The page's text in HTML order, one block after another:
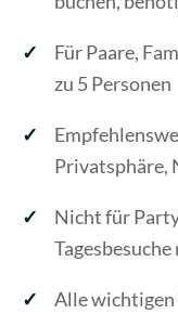
Für Paare,
zu 5 Personen
Privatsphäre,
Nicht für
Alle wichtigen